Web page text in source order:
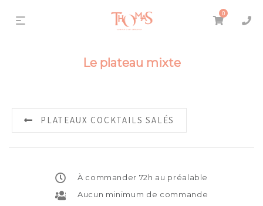
0
Le plateau mixte
PLATEAUX COCKTAILS SALÉS
À commander 72h au préalable
Aucun minimum de commande